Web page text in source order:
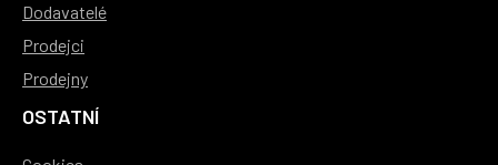
Dodavatelé
Prodejci
Prodejny
OSTATNÍ